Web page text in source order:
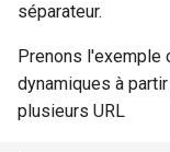
séparateur.
Prenons
dynamiques à
plusieurs URL